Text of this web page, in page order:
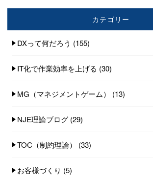
カテゴリー
DXって何だろう (155)
IT化で作業効率を上げる (30)
MG（マネジメントゲーム） (13)
NJE理論ブログ (29)
TOC（制約理論） (33)
お客様づくり (5)